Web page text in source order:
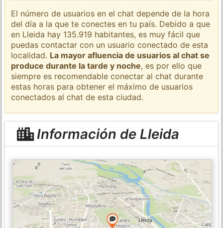
El número de usuarios en el chat depende de la hora
del día a la que te conectes en tu país. Debido a que
en Lleida hay 135.919 habitantes, es muy fácil que
puedas contactar con un usuario conectado de esta
localidad. La mayor afluencia de usuarios al chat se
produce durante la tarde y noche, es por ello que
siempre es recomendable conectar al chat durante
estas horas para obtener el máximo de usuarios
conectados al chat de esta ciudad.
Información de Lleida